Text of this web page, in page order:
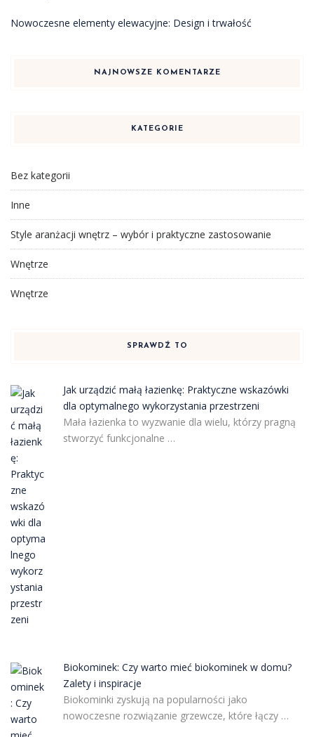
Nowoczesne elementy elewacyjne: Design i trwałość
NAJNOWSZE KOMENTARZE
KATEGORIE
Bez kategorii
Inne
Style aranżacji wnętrz – wybór i praktyczne zastosowanie
Wnętrze
Wnętrze
SPRAWDŹ TO
Jak urządzić małą łazienkę: Praktyczne wskazówki
dla optymalnego wykorzystania przestrzeni
Mała łazienka to wyzwanie dla wielu, którzy pragną
stworzyć funkcjonalne …
Biokominek: Czy warto mieć biokominek w domu?
Zalety i inspiracje
Biokominki zyskują na popularności jako
nowoczesne rozwiązanie grzewcze, które łączy …